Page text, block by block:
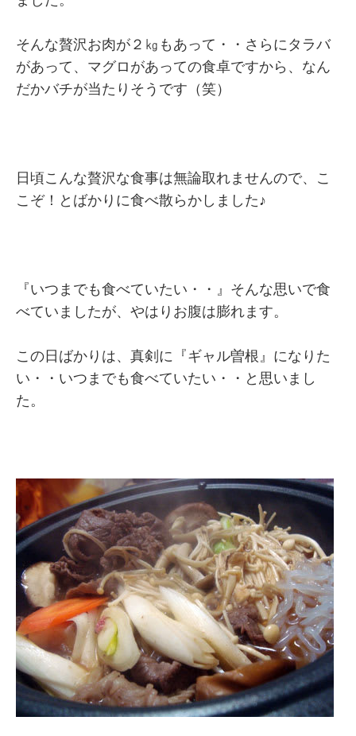
そんな贅沢お肉が２㎏もあって・・さらにタラバ
があって、マグロがあっての食卓ですから、なん
だかバチが当たりそうです（笑）
日頃こんな贅沢な食事は無論取れませんので、こ
こぞ！とばかりに食べ散らかしました♪
『いつまでも食べていたい・・』そんな思いで食
べていましたが、やはりお腹は膨れます。
この日ばかりは、真剣に『ギャル曽根』になりた
い・・いつまでも食べていたい・・と思いまし
た。